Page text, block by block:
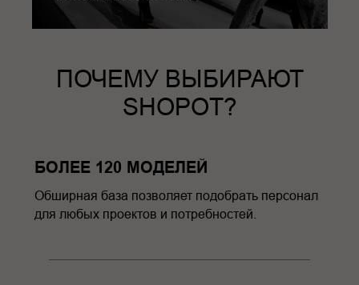
ПОЧЕМУ ВЫБИРАЮТ
SHOPOT?
БОЛЕЕ 120 МОДЕЛЕЙ
Обширная база позволяет подобрать персонал
для любых проектов и потребностей.